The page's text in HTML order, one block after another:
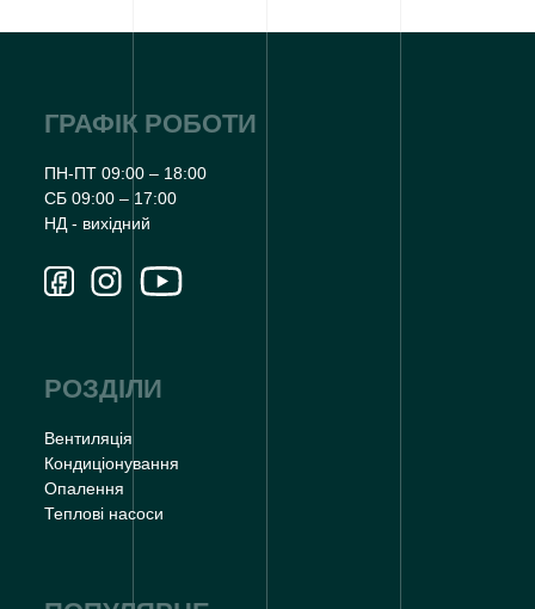
ГРАФІК РОБОТИ
ПН-ПТ 09:00 – 18:00
СБ 09:00 – 17:00
НД - вихідний
РОЗДІЛИ
Вентиляція
Кондиціонування
Опалення
Теплові насоси